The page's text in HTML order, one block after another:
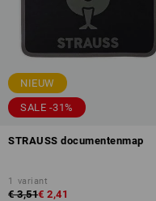
NIEUW
SALE -31%
STRAUSS documentenmap
1 variant
€ 3,51€ 2,41